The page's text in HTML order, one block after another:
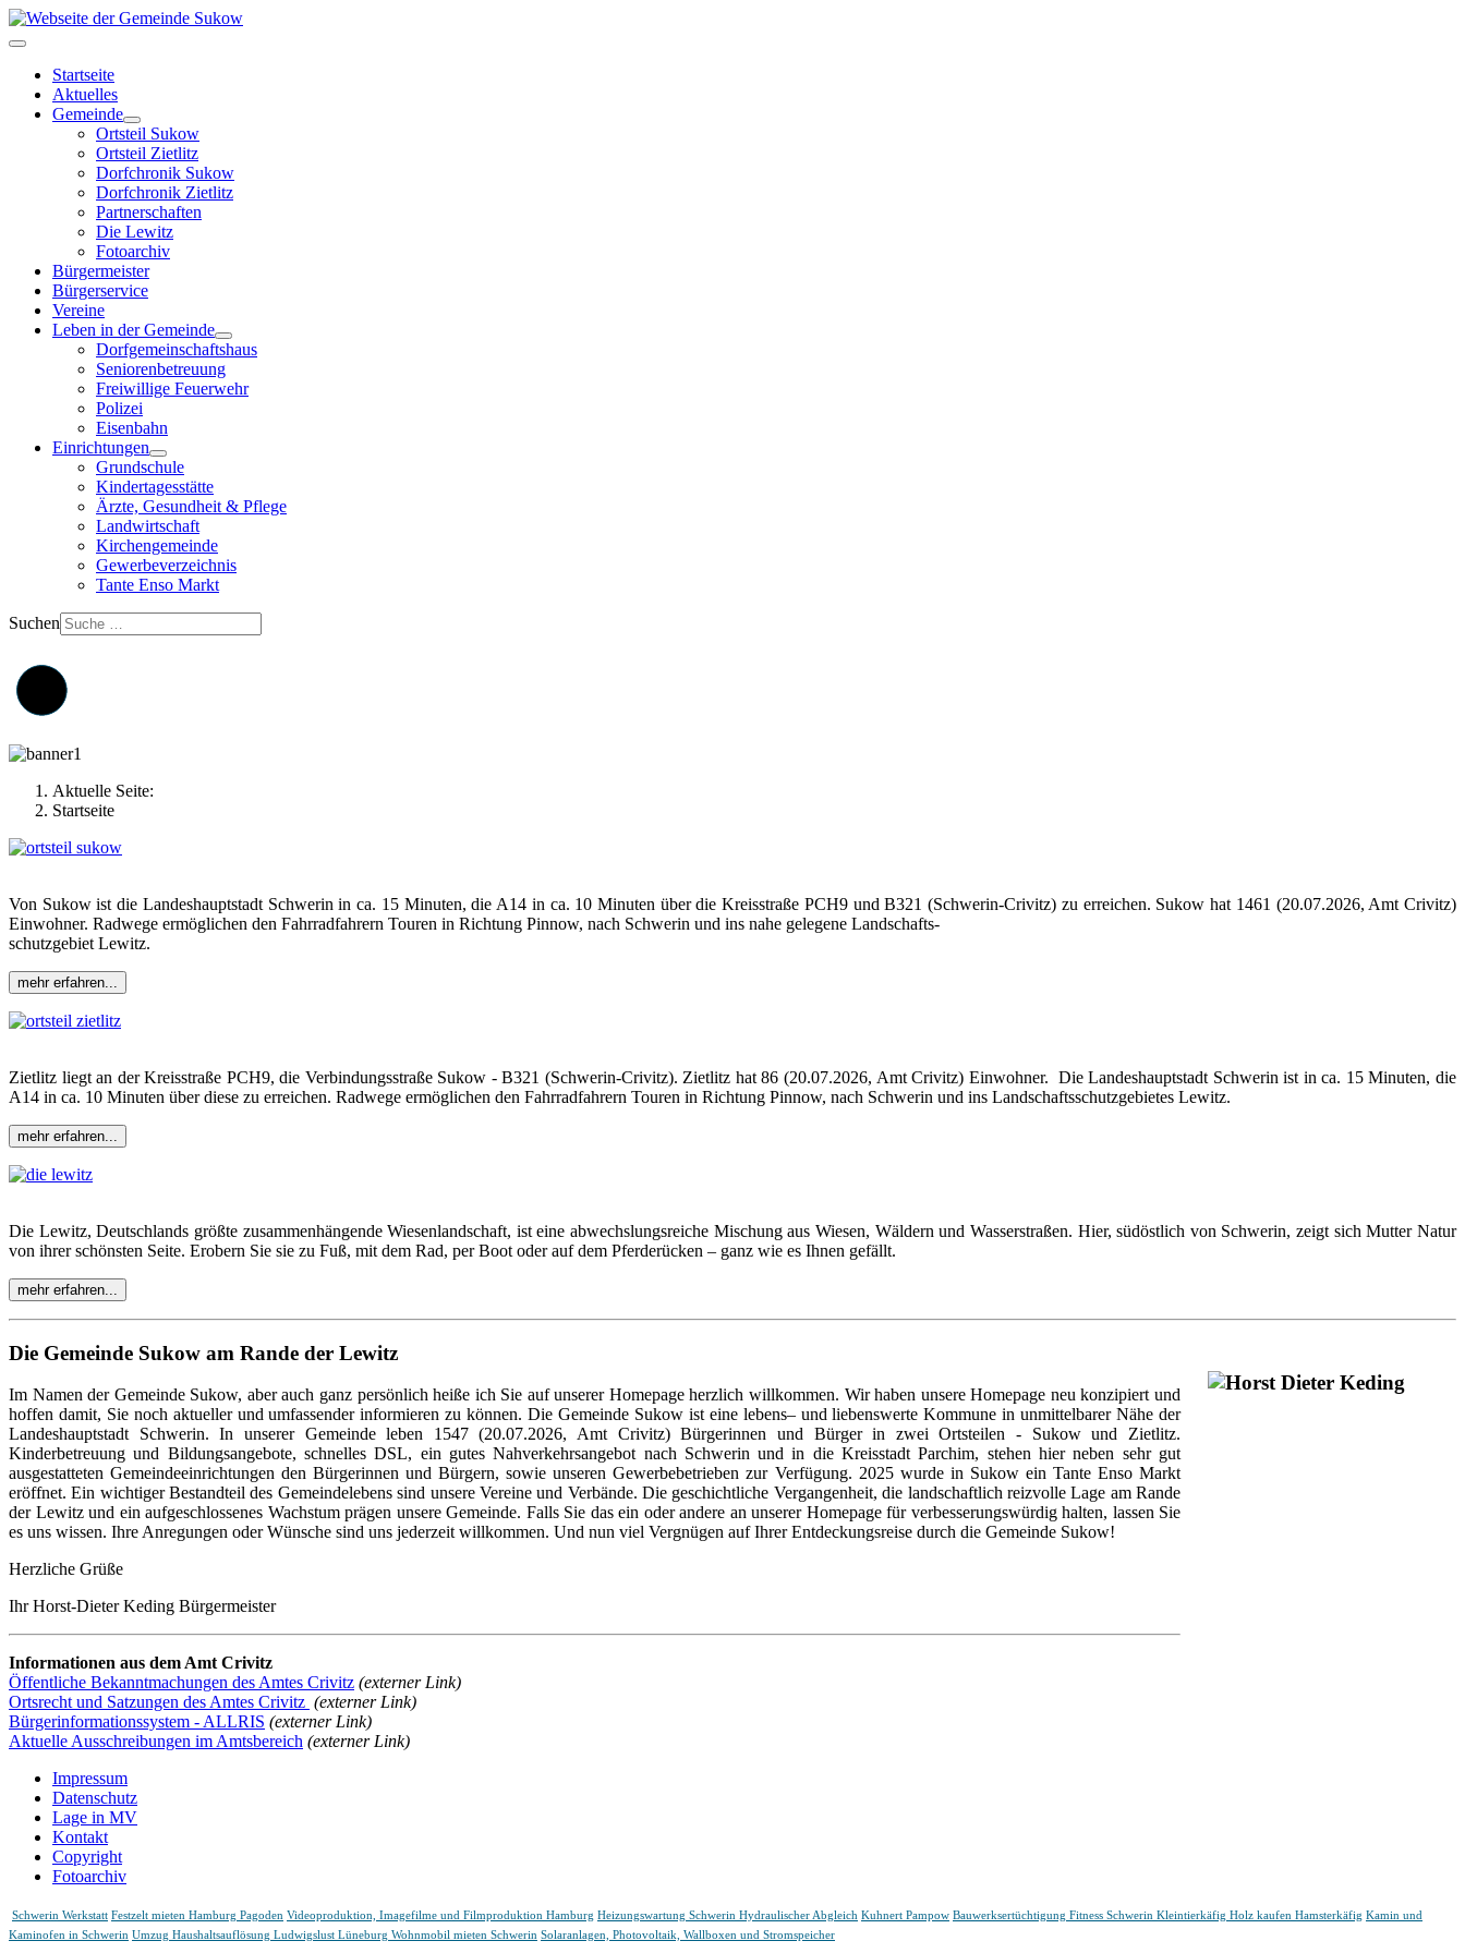
Startseite
Aktuelles
Gemeinde
Ortsteil Sukow
Ortsteil Zietlitz
Dorfchronik Sukow
Dorfchronik Zietlitz
Partnerschaften
Die Lewitz
Fotoarchiv
Bürgermeister
Bürgerservice
Vereine
Leben in der Gemeinde
Dorfgemeinschaftshaus
Seniorenbetreuung
Freiwillige Feuerwehr
Polizei
Eisenbahn
Einrichtungen
Grundschule
Kindertagesstätte
Ärzte, Gesundheit & Pflege
Landwirtschaft
Kirchengemeinde
Gewerbeverzeichnis
Tante Enso Markt
Suchen
Aktuelle Seite:
Startseite
Von Sukow ist die Landeshauptstadt Schwerin in ca. 15 Minuten, die A14 in ca. 10 Minuten über die Kreisstraße PCH9 und B321 (Schwerin-Crivitz) zu erreichen. Sukow hat 1461 (20.07.2026, Amt Crivitz)
Einwohner. Radwege ermöglichen den Fahrradfahrern Touren in Richtung Pinnow, nach Schwerin und ins nahe gelegene Landschafts-
schutzgebiet Lewitz.
mehr erfahren...
Zietlitz liegt an der Kreisstraße PCH9, die Verbindungsstraße Sukow - B321 (Schwerin-Crivitz). Zietlitz hat 86 (20.07.2026, Amt Crivitz) Einwohner. Die Landeshauptstadt Schwerin ist in ca. 15 Minuten, die
A14 in ca. 10 Minuten über diese zu erreichen. Radwege ermöglichen den Fahrradfahrern Touren in Richtung Pinnow, nach Schwerin und ins Landschaftsschutzgebietes Lewitz.
mehr erfahren...
Die Lewitz, Deutschlands größte zusammenhängende Wiesenlandschaft, ist eine abwechslungsreiche Mischung aus Wiesen, Wäldern und Wasserstraßen. Hier, südöstlich von Schwerin, zeigt sich Mutter Natur
von ihrer schönsten Seite. Erobern Sie sie zu Fuß, mit dem Rad, per Boot oder auf dem Pferderücken – ganz wie es Ihnen gefällt.
mehr erfahren...
Die Gemeinde Sukow am Rande der Lewitz
Im Namen der Gemeinde Sukow, aber auch ganz persönlich heiße ich Sie auf unserer Homepage herzlich willkommen. Wir haben unsere Homepage neu konzipiert und
hoffen damit, Sie noch aktueller und umfassender informieren zu können. Die Gemeinde Sukow ist eine lebens– und liebenswerte Kommune in unmittelbarer Nähe der
Landeshauptstadt Schwerin. In unserer Gemeinde leben 1547 (20.07.2026, Amt Crivitz) Bürgerinnen und Bürger in zwei Ortsteilen - Sukow und Zietlitz.
Kinderbetreuung und Bildungsangebote, schnelles DSL, ein gutes Nahverkehrsangebot nach Schwerin und in die Kreisstadt Parchim, stehen hier neben sehr gut
ausgestatteten Gemeindeeinrichtungen den Bürgerinnen und Bürgern, sowie unseren Gewerbebetrieben zur Verfügung. 2025 wurde in Sukow ein Tante Enso Markt
eröffnet. Ein wichtiger Bestandteil des Gemeindelebens sind unsere Vereine und Verbände. Die geschichtliche Vergangenheit, die landschaftlich reizvolle Lage am Rande
der Lewitz und ein aufgeschlossenes Wachstum prägen unsere Gemeinde. Falls Sie das ein oder andere an unserer Homepage für verbesserungswürdig halten, lassen Sie
es uns wissen. Ihre Anregungen oder Wünsche sind uns jederzeit willkommen. Und nun viel Vergnügen auf Ihrer Entdeckungsreise durch die Gemeinde Sukow!
Herzliche Grüße
Ihr Horst-Dieter Keding Bürgermeister
Informationen aus dem Amt Crivitz
Öffentliche Bekanntmachungen des Amtes Crivitz (externer Link)
Ortsrecht und Satzungen des Amtes Crivitz (externer Link)
Bürgerinformationssystem - ALLRIS (externer Link)
Aktuelle Ausschreibungen im Amtsbereich (externer Link)
Impressum
Datenschutz
Lage in MV
Kontakt
Copyright
Fotoarchiv
Schwerin Werkstatt Festzelt mieten Hamburg Pagoden Videoproduktion, Imagefilme und Filmproduktion Hamburg Heizungswartung Schwerin Hydraulischer Abgleich Kuhnert Pampow Bauwerksertüchtigung Fitness Schwerin Kleintierkäfig Holz kaufen Hamsterkäfig Kamin und
Kaminofen in Schwerin Umzug Haushaltsauflösung Ludwigslust Lüneburg Wohnmobil mieten Schwerin Solaranlagen, Photovoltaik, Wallboxen und Stromspeicher